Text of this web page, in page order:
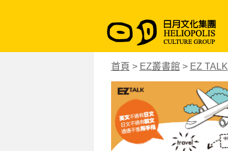
首頁 > EZ叢書館 > EZ TALK